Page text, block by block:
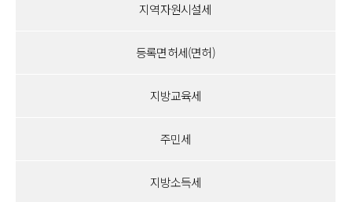
지역자원시설세
등록면허세(면허)
지방교육세
주민세
지방소득세